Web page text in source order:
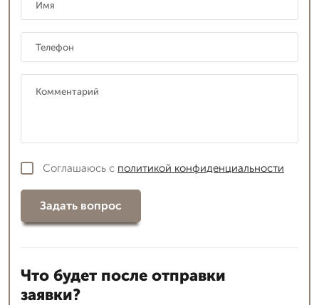
Соглашаюсь с политикой конфиденциальности
Задать вопрос
Что будет после отправки
заявки?